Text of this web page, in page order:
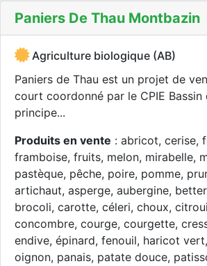
Paniers De Thau Montbazin
Agriculture biologique (AB)
Paniers de Thau est un projet de
court coordonné par le CPIE Bassin
principe...
Produits en vente : abricot, cerise,
framboise, fruits, melon, mirabelle,
pastèque, pêche, poire, pomme,
artichaut, asperge, aubergine,
brocoli, carotte, céleri, choux,
concombre, courge, courgette,
endive, épinard, fenouil, haricot
oignon, panais, patate douce,